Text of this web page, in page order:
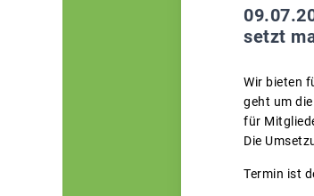
setzt
Wir bieten
geht um
für
Die
Termin ist